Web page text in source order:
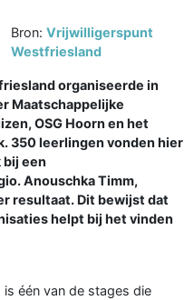
Bron:Vrijwilligerspunt
Westfriesland
organiseerde in
Maatschappelijke
OSG Hoorn en het
350 leerlingen vonden hier
een
Anouschka Timm,
resultaat. Dit bewijst dat
helpt bij het vinden
één van de stages die